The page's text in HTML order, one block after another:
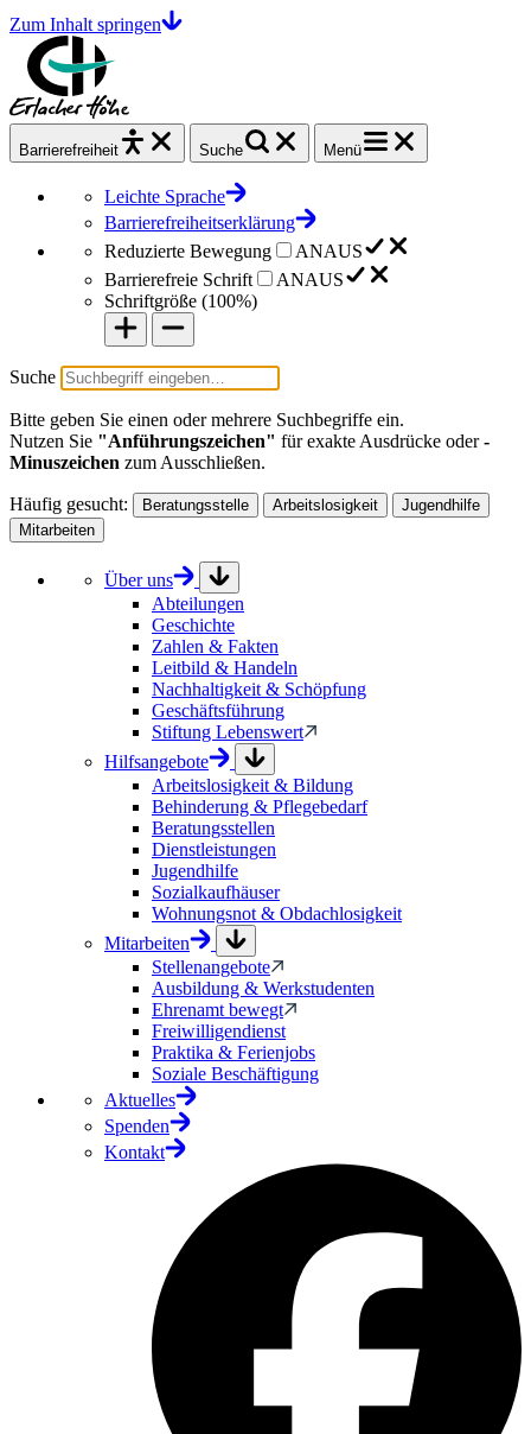
Zum Inhalt springen
Barrierefrei heit Suche Menü
Leichte Sprache
Barrierefreiheitserklärung
Reduzierte Bewegung
ANAUS
Barrierefreie Schrift
ANAUS
Schriftgröße (100%)
Suche
Bitte geben Sie einen oder mehrere Suchbegriffe ein.
Nutzen Sie "Anführungszeichen" für exakte Ausdrücke oder-
Minuszeichen zum Ausschließen.
Häufig gesucht: Beratungsstelle Arbeitslosigkeit
Jugendhilfe
Mitarbeiten
Über uns
Abteilungen
Geschichte
Zahlen & Fakten
Leitbild & Handeln
Nachhaltigkeit & Schöpfung
Geschäftsführung
Stiftung Lebenswert
Hilfsangebote
Arbeitslosigkeit & Bildung
Behinderung & Pflegebedarf
Beratungsstellen
Dienstleistungen
Jugendhilfe
Sozialkaufhäuser
Wohnungsnot & Obdachlosigkeit
Mitarbeiten
Stellenangebote
Ausbildung & Werkstudenten
Ehrenamt bewegt
Freiwilligendienst
Praktika & Ferienjobs
Soziale Beschäftigung
Aktuelles
Spenden
Kontakt